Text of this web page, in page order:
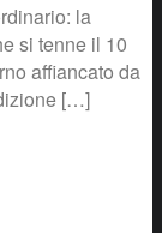
la
si tenne il 10
affiancato da
[…]